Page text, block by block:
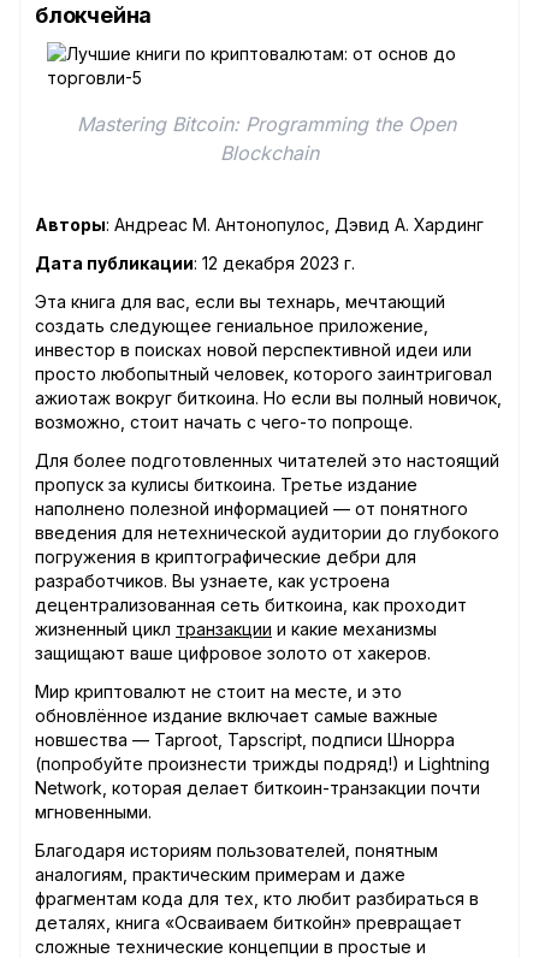
блокчейна
Mastering Bitcoin: Programming the Open
Blockchain
Авторы: Андреас М. Антонопулос, Дэвид А. Хардинг
Дата публикации: 12 декабря 2023 г.
Эта книга для вас, если вы технарь, мечтающий
создать следующее гениальное приложение,
инвестор в поисках новой перспективной идеи или
просто любопытный человек, которого заинтриговал
ажиотаж вокруг биткоина. Но если вы полный новичок,
возможно, стоит начать с чего-то попроще.
Для более подготовленных читателей это настоящий
пропуск за кулисы биткоина. Третье издание
наполнено полезной информацией — от понятного
введения для нетехнической аудитории до глубокого
погружения в криптографические дебри для
разработчиков. Вы узнаете, как устроена
децентрализованная сеть биткоина, как проходит
жизненный цикл транзакции и какие механизмы
защищают ваше цифровое золото от хакеров.
Мир криптовалют не стоит на месте, и это
обновлённое издание включает самые важные
новшества — Taproot, Tapscript, подписи Шнорра
(попробуйте произнести трижды подряд!) и Lightning
Network, которая делает биткоин-транзакции почти
мгновенными.
Благодаря историям пользователей, понятным
аналогиям, практическим примерам и даже
фрагментам кода для тех, кто любит разбираться в
деталях, книга «Осваиваем биткойн» превращает
сложные технические концепции в простые и